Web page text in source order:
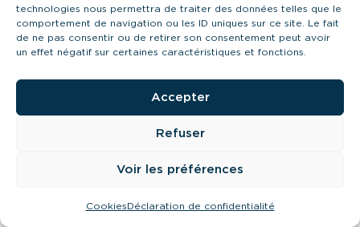
technologies nous permettra de traiter des données telles que le
comportement de navigation ou les ID uniques sur ce site. Le fait
de ne pas consentir ou de retirer son consentement peut avoir
un effet négatif sur certaines caractéristiques et fonctions.
Accepter
Refuser
Voir les préférences
CookiesDéclaration de confidentialité